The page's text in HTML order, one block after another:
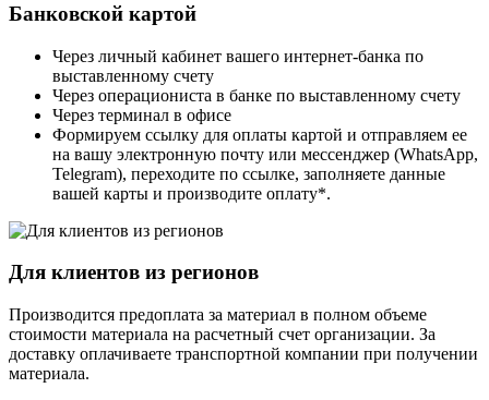
Банковской картой
Через личный кабинет вашего интернет-банка по
выставленному счету
Через операциониста в банке по выставленному счету
Через терминал в офисе
Формируем ссылку для оплаты картой и отправляем ее
на вашу электронную почту или мессенджер (WhatsApp,
Telegram), переходите по ссылке, заполняете данные
вашей карты и производите оплату*.
Для клиентов из регионов
Производится предоплата за материал в полном объеме
стоимости материала на расчетный счет организации. За
доставку оплачиваете транспортной компании при получении
материала.